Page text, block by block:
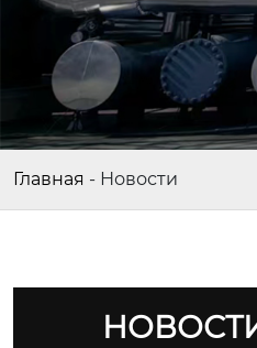
Главная - Новости